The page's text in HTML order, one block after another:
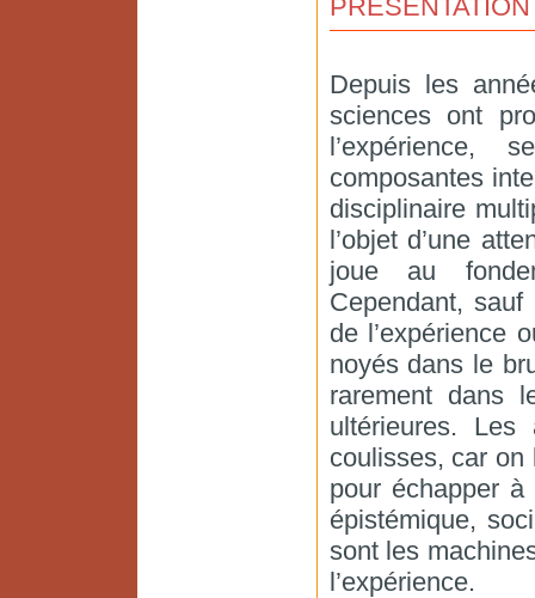
PRÉSENTATION
Depuis les
sciences ont
composantes
disciplinaire
l’objet d’une
joue au
Cependant,
de l’expérience
noyés dans le
rarement dans
ultérieures. Les
coulisses, car
pour échapper
épistémique,
sont les
l’expérience.